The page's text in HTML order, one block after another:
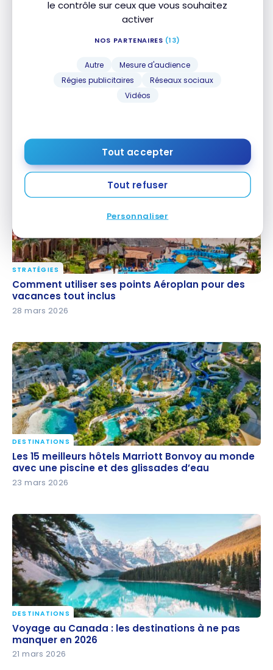
le contrôle sur ceux que vous souhaitez
activer
NOS PARTENAIRES (13)
Autre
Mesure d'audience
Régies publicitaires
Réseaux sociaux
Vidéos
Tout accepter
Tout refuser
Personnaliser
29 mars 2026
Comment utiliser ses points Aéroplan pour des
vacances tout inclus
STRATÉGIES
Comment utiliser ses points Aéroplan pour des
vacances tout inclus
28 mars 2026
Les 15 meilleurs hôtels Marriott Bonvoy au monde
avec une piscine et des glissades d’eau
DESTINATIONS
Les 15 meilleurs hôtels Marriott Bonvoy au monde
avec une piscine et des glissades d’eau
23 mars 2026
Voyage au Canada : les destinations à ne pas
manquer en 2026
DESTINATIONS
Voyage au Canada : les destinations à ne pas
manquer en 2026
21 mars 2026